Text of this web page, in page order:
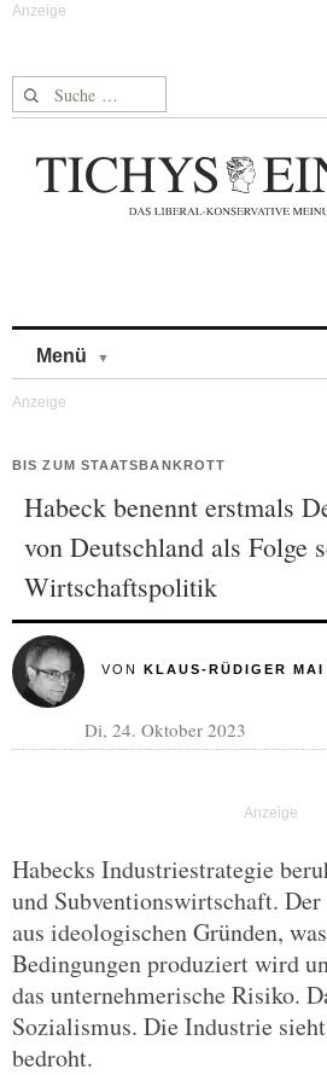
Suche nach:
Menü
BIS ZUM STAATSBANKROTT
Habeck benennt erstmals
von Deutschland als Folge
Wirtschaftspolitik
VON KLAUS-RÜDIGER MAI
Di, 24. Oktober 2023
Habecks Industriestrategie
und Subventionswirtschaft. Der
aus ideologischen Gründen,
Bedingungen produziert wird
das unternehmerische Risiko.
Sozialismus. Die Industrie
bedroht.